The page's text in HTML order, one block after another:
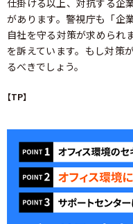
があります。警視庁も「企
自社を守る対策が求められ
を訴えています。もし対策
るべきでしょう。
【TP】